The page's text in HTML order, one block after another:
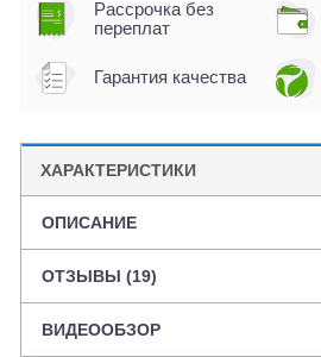
Рассрочка без
переплат
Гарантия качества
ХАРАКТЕРИСТИКИ
ОПИСАНИЕ
ОТЗЫВЫ (19)
ВИДЕООБЗОР